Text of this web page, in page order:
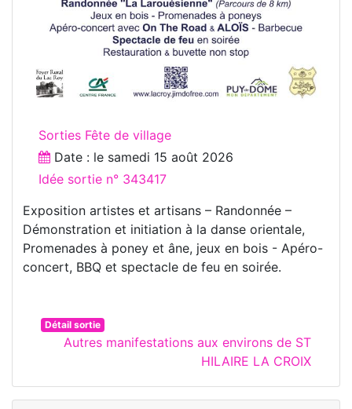
Sorties Fête de village
Date : le samedi 15 août 2026
Idée sortie n° 343417
Exposition artistes et artisans – Randonnée –
Démonstration et initiation à la danse orientale,
Promenades à poney et âne, jeux en bois - Apéro-
concert, BBQ et spectacle de feu en soirée.
Détail sortie
Autres manifestations aux environs de ST
HILAIRE LA CROIX